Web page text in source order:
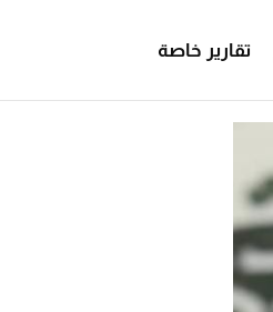
تقارير خاصة